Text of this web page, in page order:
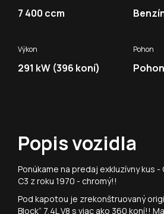
7 400 ccm
Výkon
291 kW (396 koní)
Pohon
Popis vozidla
Ponúkame na predaj exkluzívny kus
C3 z roku 1970 - chromý!!
Pod kapotou je zrekonštruovaný
Block“ 7,4L V8 s viac ako 360 koní!!